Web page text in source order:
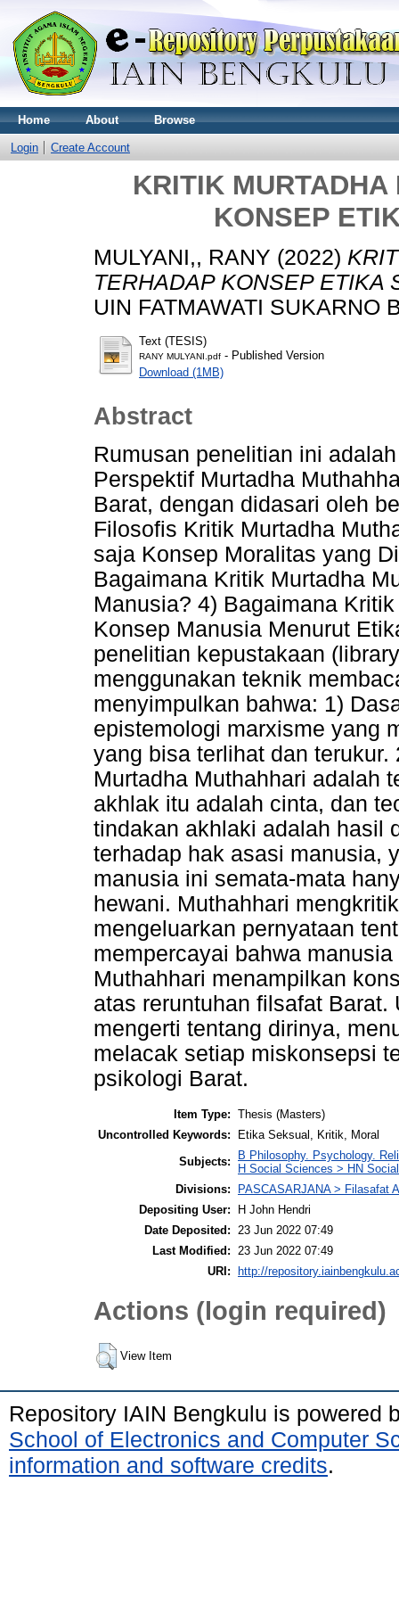
Home About Browse
Login Create Account
KRITIK
KONSEP
MULYANI,, RANY (2022)
TERHADAP KONSEP ETIKA
UIN FATMAWATI SUKARNO
Text (TESIS)
RANY MULYANI.pdf - Published Version
Download (1MB)
Abstract
Rumusan penelitian ini
Perspektif Murtadha
Barat, dengan didasari oleh
Filosofis Kritik Murtadha
saja Konsep Moralitas yang
Bagaimana Kritik Murtadha
Manusia? 4) Bagaimana
Konsep Manusia Menurut
penelitian kepustakaan
menggunakan teknik
menyimpulkan bahwa: 1)
epistemologi marxisme yang
yang bisa terlihat dan
Murtadha Muthahhari adalah
akhlak itu adalah cinta, dan
tindakan akhlaki adalah hasil
terhadap hak asasi manusia,
manusia ini semata-mata
hewani. Muthahhari
mengeluarkan pernyataan
mempercayai bahwa
Muthahhari menampilkan
atas reruntuhan filsafat
mengerti tentang dirinya,
melacak setiap miskonsepsi
psikologi Barat.
Item Type: Thesis (Masters)
Uncontrolled Keywords:
Etika Seksual, Kritik, Moral
Subjects:
B Philosophy. Psychology.
H Social Sciences > HN
Divisions:
PASCASARJANA > Filasafat
Depositing User:
H John Hendri
Date Deposited:
23 Jun 2022 07:49
Last Modified:
23 Jun 2022 07:49
URI:
http://
Actions (login required)
View Item
Repository IAIN Bengkulu is powered
School of Electronics and Computer
information and software credits.